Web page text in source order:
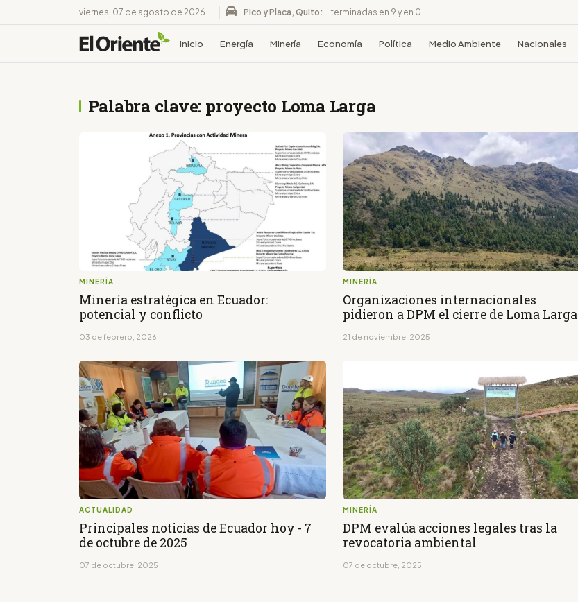
viernes, 07 de agosto de 2026 Pico y Placa, Quito: terminadas en 9 y en 0
Inicio Energía Minería Economía Política Medio Ambiente Nacionales
Palabra clave: proyecto Loma Larga
MINERÍA
Minería estratégica en Ecuador:
potencial y conflicto
03 de febrero, 2026
MINERÍA
Organizaciones internacionales
pidieron a DPM el cierre de Loma Larga
21 de noviembre, 2025
ACTUALIDAD
Principales noticias de Ecuador hoy - 7
de octubre de 2025
07 de octubre, 2025
MINERÍA
DPM evalúa acciones legales tras la
revocatoria ambiental
07 de octubre, 2025